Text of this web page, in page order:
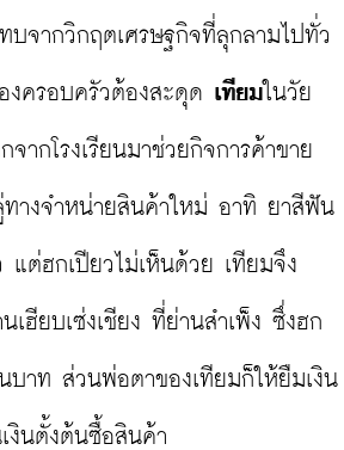
บจากวิกฤตเศรษฐกิจที่ลุกลามไปทั่ว
งครอบครัวต้องสะดุด เทียมในวัย
ากโรงเรียนมาช่วยกิจการค้าขาย
ทางจำหน่ายสินค้าใหม่ อาทิ ยาสีฟัน
ต่ฮกเปียวไม่เห็นด้วย เทียมจึง
เฮียบเซ่งเชียง ที่ย่านสำเพ็ง ซึ่งฮก
บาท ส่วนพ่อตาของเทียมก็ให้ยืมเงิน
งินตั้งต้นซื้อสินค้า